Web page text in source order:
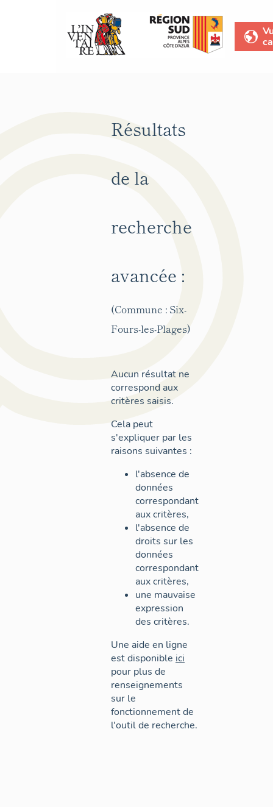
Résultats
de la
recherche
avancée :
(Commune : Six-
Fours-les-Plages)
Aucun résultat ne
correspond aux
critères saisis.
Cela peut
s'expliquer par les
raisons suivantes :
l'absence de
données
correspondant
aux critères,
l'absence de
droits sur les
données
correspondant
aux critères,
une mauvaise
expression
des critères.
Une aide en ligne
est disponible ici
pour plus de
renseignements
sur le
fonctionnement de
l'outil de recherche.